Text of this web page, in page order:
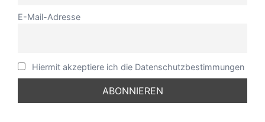
E-Mail-Adresse
Hiermit akzeptiere ich die Datenschutzbestimmungen